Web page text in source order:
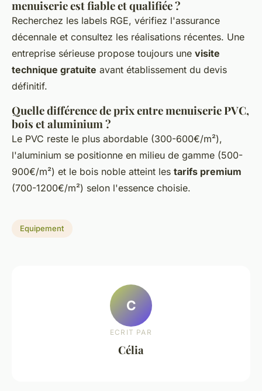
menuiserie est fiable et qualifiée ?
Recherchez les labels RGE, vérifiez l'assurance
décennale et consultez les réalisations récentes. Une
entreprise sérieuse propose toujours une visite
technique gratuite avant établissement du devis
définitif.
Quelle différence de prix entre menuiserie PVC,
bois et aluminium ?
Le PVC reste le plus abordable (300-600€/m²),
l'aluminium se positionne en milieu de gamme (500-
900€/m²) et le bois noble atteint les tarifs premium
(700-1200€/m²) selon l'essence choisie.
Equipement
C
ECRIT PAR
Célia